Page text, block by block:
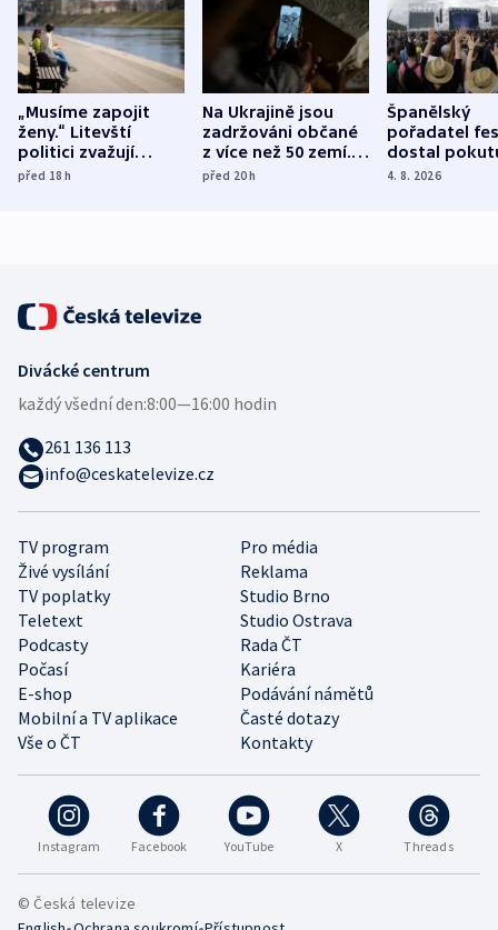
„Musíme zapojit
ženy.“ Litevští
politici zvažují
dohodu o
před 18h
Na Ukrajině jsou
zadržováni občané
z více než 50 zemí.
Bojovali na straně
před 20h
Španělský
pořadatel
dostal
nekalé
4. 8. 2026
Instagram Facebook YouTube X Threads
TV program
Pro média
Živé vysílání
Reklama
TV poplatky
Studio Brno
Teletext
Studio Ostrava
Podcasty
Rada ČT
Počasí
Kariéra
E-shop
Podávání námětů
Mobilní a TV aplikace
Časté dotazy
Vše o ČT
Kontakty
Divácké centrum
každý všední den:8:00—16:00 hodin
261 136 113
info@ceskatelevize.cz
© Česká televize